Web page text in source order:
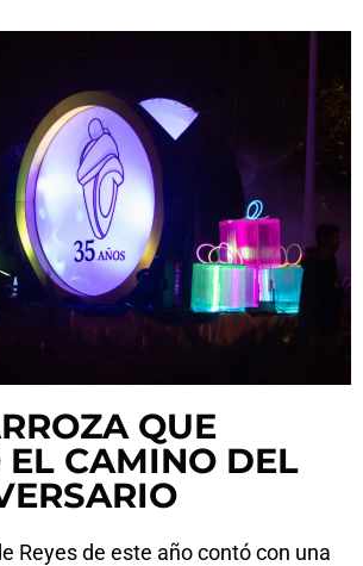
QUE
CAMINO DEL
Reyes de este año contó con una